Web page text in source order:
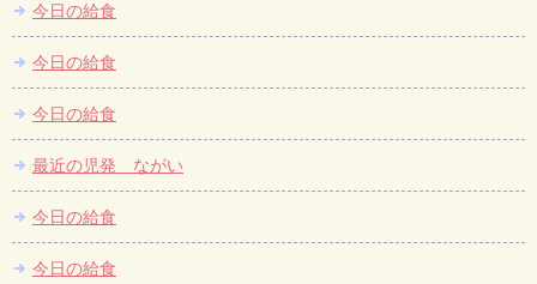
今日の給食
今日の給食
今日の給食
最近の児発 ながい
今日の給食
今日の給食